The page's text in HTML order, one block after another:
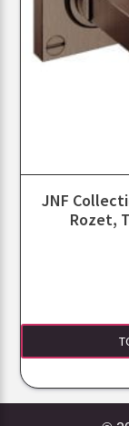
JNF
Rozet,